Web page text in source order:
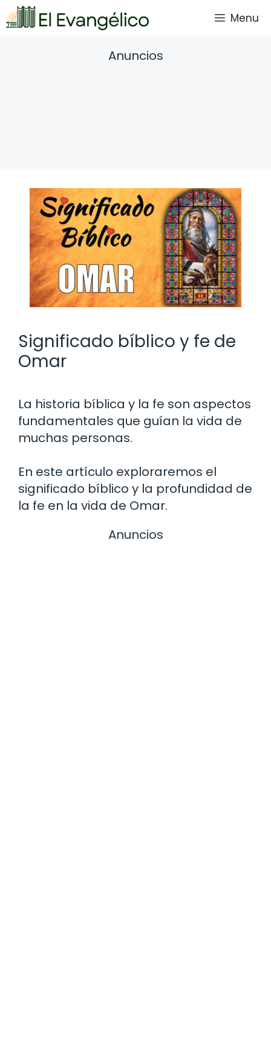
Saltar
al
Menu
Anuncios
Significado bíblico y fe de
Omar
La historia bíblica y la fe son aspectos
fundamentales que guían la vida de
muchas personas.
En este artículo exploraremos el
significado bíblico y la profundidad de
la fe en la vida de Omar.
Anuncios